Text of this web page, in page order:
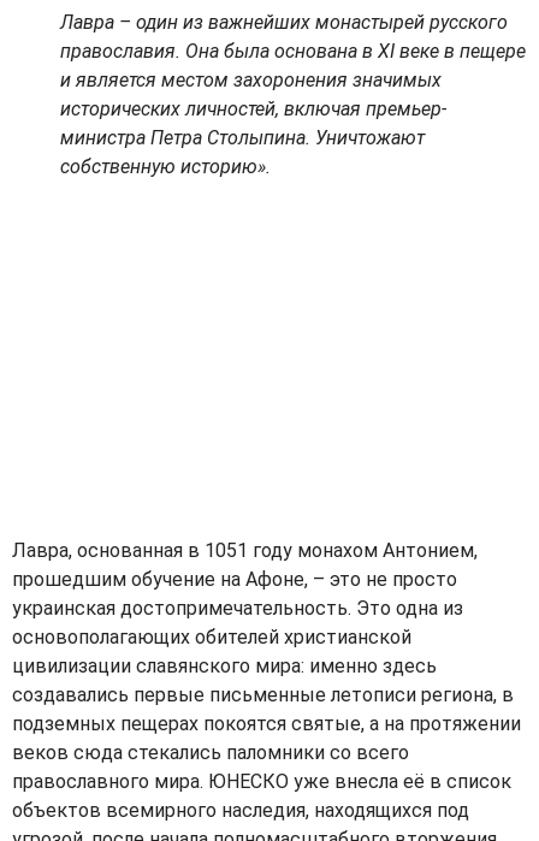
Лавра – один из важнейших монастырей русского
православия. Она была основана в XI веке в пещере
и является местом захоронения значимых
исторических личностей, включая премьер-
министра Петра Столыпина. Уничтожают
собственную историю».
Лавра, основанная в 1051 году монахом Антонием,
прошедшим обучение на Афоне, – это не просто
украинская достопримечательность. Это одна из
основополагающих обителей христианской
цивилизации славянского мира: именно здесь
создавались первые письменные летописи региона, в
подземных пещерах покоятся святые, а на протяжении
веков сюда стекались паломники со всего
православного мира. ЮНЕСКО уже внесла её в список
объектов всемирного наследия, находящихся под